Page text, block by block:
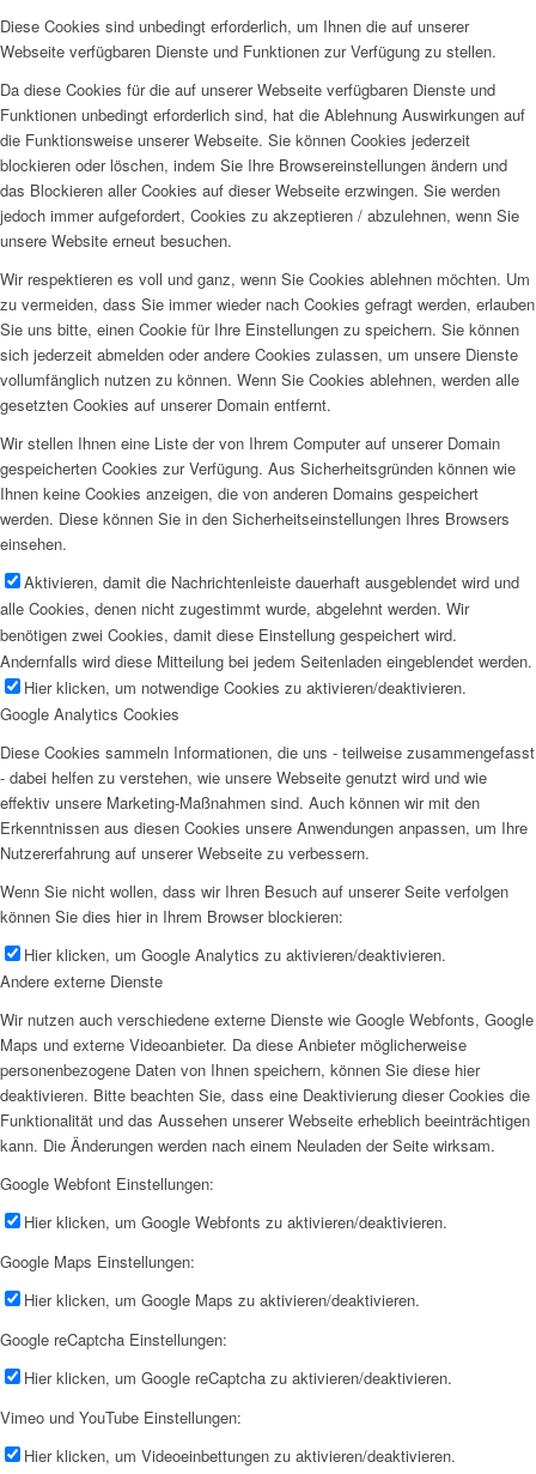
Diese Cookies sind unbedingt erforderlich, um Ihnen die auf unserer
Webseite verfügbaren Dienste und Funktionen zur Verfügung zu stellen.
Da diese Cookies für die auf unserer Webseite verfügbaren Dienste und
Funktionen unbedingt erforderlich sind, hat die Ablehnung Auswirkungen auf
die Funktionsweise unserer Webseite. Sie können Cookies jederzeit
blockieren oder löschen, indem Sie Ihre Browsereinstellungen ändern und
das Blockieren aller Cookies auf dieser Webseite erzwingen. Sie werden
jedoch immer aufgefordert, Cookies zu akzeptieren / abzulehnen, wenn Sie
unsere Website erneut besuchen.
Wir respektieren es voll und ganz, wenn Sie Cookies ablehnen möchten. Um
zu vermeiden, dass Sie immer wieder nach Cookies gefragt werden, erlauben
Sie uns bitte, einen Cookie für Ihre Einstellungen zu speichern. Sie können
sich jederzeit abmelden oder andere Cookies zulassen, um unsere Dienste
vollumfänglich nutzen zu können. Wenn Sie Cookies ablehnen, werden alle
gesetzten Cookies auf unserer Domain entfernt.
Wir stellen Ihnen eine Liste der von Ihrem Computer auf unserer Domain
gespeicherten Cookies zur Verfügung. Aus Sicherheitsgründen können wie
Ihnen keine Cookies anzeigen, die von anderen Domains gespeichert
werden. Diese können Sie in den Sicherheitseinstellungen Ihres Browsers
einsehen.
Aktivieren, damit die Nachrichtenleiste dauerhaft ausgeblendet wird und
alle Cookies, denen nicht zugestimmt wurde, abgelehnt werden. Wir
benötigen zwei Cookies, damit diese Einstellung gespeichert wird.
Andernfalls wird diese Mitteilung bei jedem Seitenladen eingeblendet werden.
Hier klicken, um notwendige Cookies zu aktivieren/deaktivieren.
Google Analytics Cookies
Diese Cookies sammeln Informationen, die uns - teilweise zusammengefasst
- dabei helfen zu verstehen, wie unsere Webseite genutzt wird und wie
effektiv unsere Marketing-Maßnahmen sind. Auch können wir mit den
Erkenntnissen aus diesen Cookies unsere Anwendungen anpassen, um Ihre
Nutzererfahrung auf unserer Webseite zu verbessern.
Wenn Sie nicht wollen, dass wir Ihren Besuch auf unserer Seite verfolgen
können Sie dies hier in Ihrem Browser blockieren:
Hier klicken, um Google Analytics zu aktivieren/deaktivieren.
Andere externe Dienste
Wir nutzen auch verschiedene externe Dienste wie Google Webfonts, Google
Maps und externe Videoanbieter. Da diese Anbieter möglicherweise
personenbezogene Daten von Ihnen speichern, können Sie diese hier
deaktivieren. Bitte beachten Sie, dass eine Deaktivierung dieser Cookies die
Funktionalität und das Aussehen unserer Webseite erheblich beeinträchtigen
kann. Die Änderungen werden nach einem Neuladen der Seite wirksam.
Google Webfont Einstellungen:
Hier klicken, um Google Webfonts zu aktivieren/deaktivieren.
Google Maps Einstellungen:
Hier klicken, um Google Maps zu aktivieren/deaktivieren.
Google reCaptcha Einstellungen:
Hier klicken, um Google reCaptcha zu aktivieren/deaktivieren.
Vimeo und YouTube Einstellungen:
Hier klicken, um Videoeinbettungen zu aktivieren/deaktivieren.